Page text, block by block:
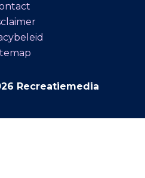
Recreatiemedia